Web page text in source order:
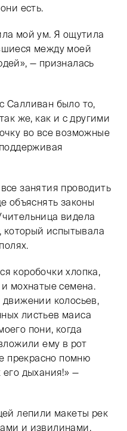
есть.
мой ум. Я ощутила
между моей
— призналась
Салливан было то,
же, как и с другими
во все возможные
занятия проводить
объяснять законы
видела
который испытывала
коробочки хлопка,
мохнатые семена.
колосьев,
листьев маиса
пони, когда
ему в рот
прекрасно помню
дыхания!» —
лепили макеты рек
и извилинами,